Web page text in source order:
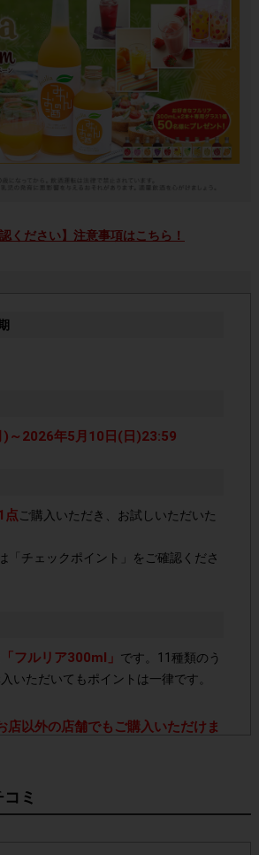
ください】注意事項はこちら！
～2026年5月10日(日)23:59
点 ご購入いただき、お試しいただいた
「チェックポイント」をご確認くださ
「フルリア300ml」 です。11種類のう
いただいてもポイントは一律です。
店以外の店舗でもご購入いただけま
のない場合があります。予めご了承く
ミ